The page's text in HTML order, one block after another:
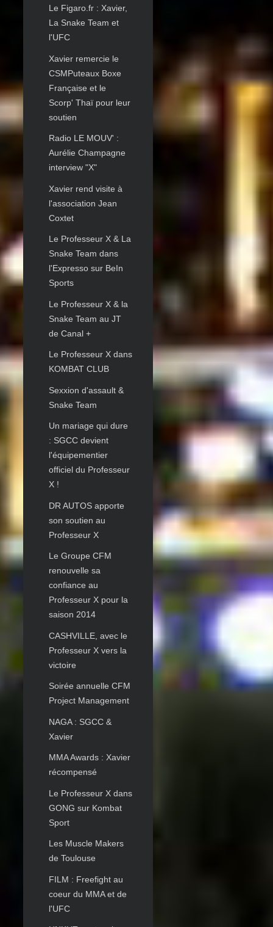
Le Figaro.fr : Xavier,
La Snake Team et
l'UFC
Xavier remercie le
CSMPuteaux Boxe
Française et le
Scorp' Thaï pour leur
soutien
Radio LE MOUV' :
Aurélie Champagne
interview "X"
Xavier rend visite à
l'association Jean
Coxtet
Le Professeur X & La
Snake Team dans
l'Expresso sur BeIn
Sports
Le Professeur X & la
Snake Team au JT
de Canal +
Le Professeur X dans
KOMBAT CLUB
Sexxion d'assault &
Snake Team
Un mariage qui dure
: SGCC devient
l'équipementier
officiel du Professeur
X !
DR AUTOS apporte
son soutien au
Professeur X
Le Groupe CFM
renouvelle sa
confiance au
Professeur X pour la
saison 2014
CASHVILLE, avec le
Professeur X vers la
victoire
Soirée annuelle CFM
Project Management
NAGA : SGCC &
Xavier
MMA Awards : Xavier
récompensé
Le Professeur X dans
GONG sur Kombat
Sport
Les Muscle Makers
de Toulouse
FILM : Freefight au
coeur du MMA et de
l'UFC